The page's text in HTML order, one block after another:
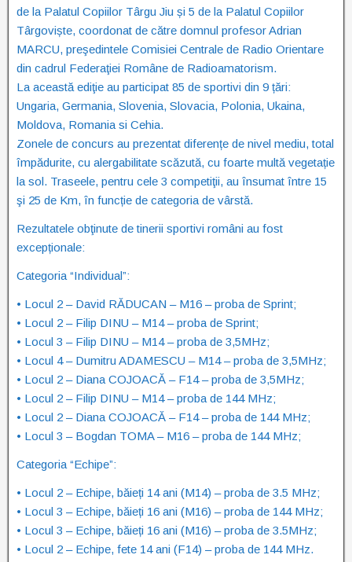
de la Palatul Copiilor Târgu Jiu și 5 de la Palatul Copiilor
Târgoviște, coordonat de către domnul profesor Adrian
MARCU, preşedintele Comisiei Centrale de Radio Orientare
din cadrul Federaţiei Române de Radioamatorism.
La această ediţie au participat 85 de sportivi din 9 țări:
Ungaria, Germania, Slovenia, Slovacia, Polonia, Ukaina,
Moldova, Romania si Cehia.
Zonele de concurs au prezentat diferențe de nivel mediu, total
împădurite, cu alergabilitate scăzută, cu foarte multă vegetație
la sol. Traseele, pentru cele 3 competiţii, au însumat între 15
şi 25 de Km, în funcție de categoria de vârstă.
Rezultatele obţinute de tinerii sportivi români au fost
excepționale:
Categoria “Individual”:
• Locul 2 – David RĂDUCAN – M16 – proba de Sprint;
• Locul 2 – Filip DINU – M14 – proba de Sprint;
• Locul 3 – Filip DINU – M14 – proba de 3,5MHz;
• Locul 4 – Dumitru ADAMESCU – M14 – proba de 3,5MHz;
• Locul 2 – Diana COJOACĂ – F14 – proba de 3,5MHz;
• Locul 2 – Filip DINU – M14 – proba de 144 MHz;
• Locul 2 – Diana COJOACĂ – F14 – proba de 144 MHz;
• Locul 3 – Bogdan TOMA – M16 – proba de 144 MHz;
Categoria “Echipe”:
• Locul 2 – Echipe, băieți 14 ani (M14) – proba de 3.5 MHz;
• Locul 3 – Echipe, băieți 16 ani (M16) – proba de 144 MHz;
• Locul 3 – Echipe, băieți 16 ani (M16) – proba de 3.5MHz;
• Locul 2 – Echipe, fete 14 ani (F14) – proba de 144 MHz.